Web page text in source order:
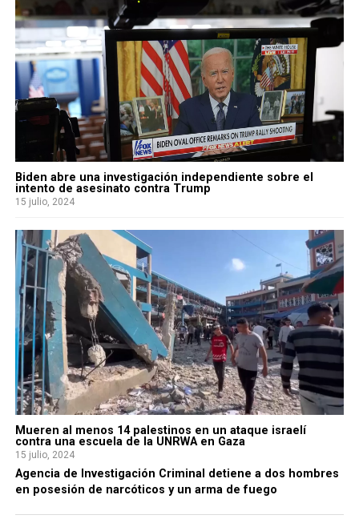
Biden abre una investigación independiente sobre el
intento de asesinato contra Trump
15 julio, 2024
Mueren al menos 14 palestinos en un ataque israelí
contra una escuela de la UNRWA en Gaza
15 julio, 2024
Agencia de Investigación Criminal detiene a dos hombres
en posesión de narcóticos y un arma de fuego